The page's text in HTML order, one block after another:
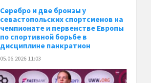
Серебро и две бронзы у
севастопольских спортсменов на
чемпионате и первенстве Европы
по спортивной борьбе в
дисциплине панкратион
05.06.2026 11:03